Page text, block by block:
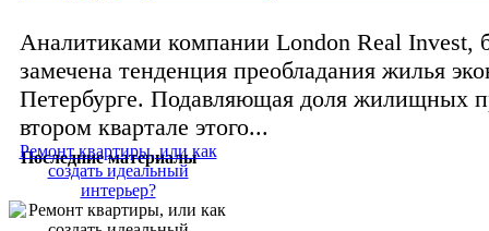
Аналитиками компании London Real Invest,
замечена тенденция преобладания жилья
Петербурге. Подавляющая доля жилищных
втором квартале этого...
Последние материалы
Ремонт квартиры, или как
создать идеальный
интерьер?